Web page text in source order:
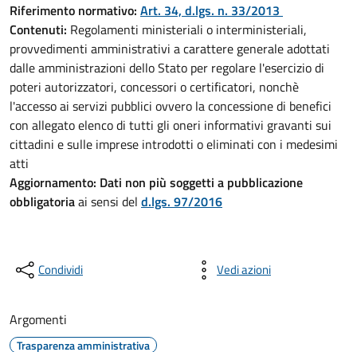
Riferimento normativo: Art. 34, d.lgs. n. 33/2013
Contenuti: Regolamenti ministeriali o interministeriali,
provvedimenti amministrativi a carattere generale adottati
dalle amministrazioni dello Stato per regolare l'esercizio di
poteri autorizzatori, concessori o certificatori, nonchè
l'accesso ai servizi pubblici ovvero la concessione di benefici
con allegato elenco di tutti gli oneri informativi gravanti sui
cittadini e sulle imprese introdotti o eliminati con i medesimi
atti
Aggiornamento: Dati non più soggetti a pubblicazione
obbligatoriaai sensi del d.lgs. 97/2016
Condividi Vedi azioni
Argomenti
Trasparenza amministrativa